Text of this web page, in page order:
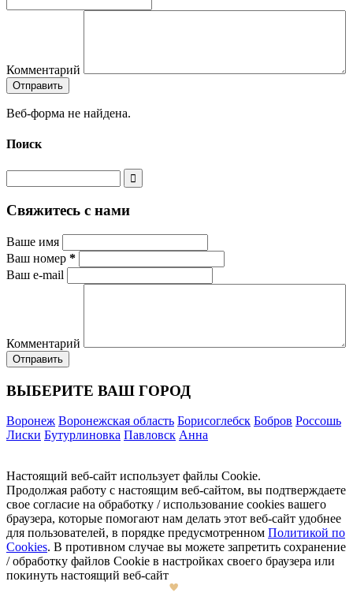
Комментарий
Веб-форма не найдена.
Поиск
Свяжитесь с нами
Ваше имя
Ваш номер *
Ваш e-mail
Комментарий
ВЫБЕРИТЕ ВАШ ГОРОД
Воронеж Воронежская область Борисоглебск Бобров Россошь
Лиски Бутурлиновка Павловск Анна
Настоящий веб-сайт использует файлы Cookie.
Продолжая работу с настоящим веб-сайтом, вы подтверждаете
свое согласие на обработку / использование cookies вашего
браузера, которые помогают нам делать этот веб-сайт удобнее
для пользователей, в порядке предусмотренном Политикой по
Cookies. В противном случае вы можете запретить сохранение
/ обработку файлов Cookie в настройках своего браузера или
покинуть настоящий веб-сайт